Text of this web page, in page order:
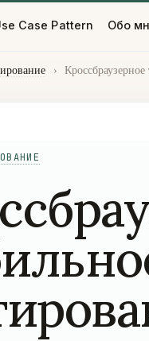
Case Pattern Обо
› Кроссбраузерное